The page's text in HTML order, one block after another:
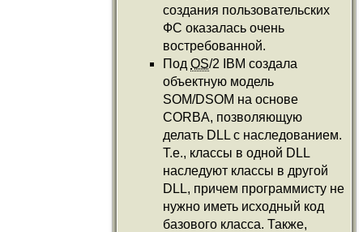
создания пользовательских
ФС оказалась очень
востребованной.
Под OS/2 IBM создала
объектную модель
SOM/DSOM на основе
CORBA, позволяющую
делать DLL с наследованием.
Т.е., классы в одной DLL
наследуют классы в другой
DLL, причем программисту не
нужно иметь исходный код
базового класса. Также,